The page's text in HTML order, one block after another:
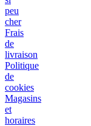
peu
cher
Frais
de
livraison
Politique
de
cookies
Magasins
et
horaires